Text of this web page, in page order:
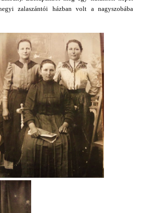
zalaszántói házban volt a nagyszobába